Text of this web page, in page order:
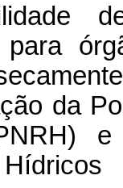
para
da